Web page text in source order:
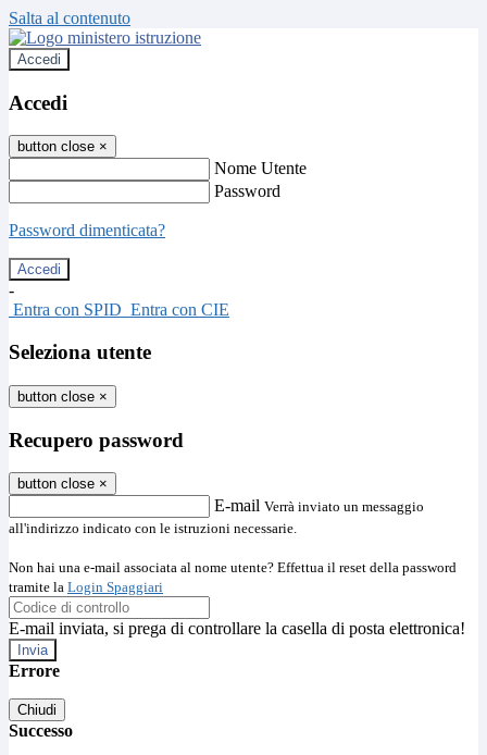
Salta al contenuto
Accedi
Accedi
button close ×
Nome Utente
Password
Password dimenticata?
-
Entra con SPID Entra con CIE
Seleziona utente
button close ×
Recupero password
button close ×
E-mail Verrà inviato un messaggio
all'indirizzo indicato con le istruzioni necessarie.
Non hai una e-mail associata al nome utente? Effettua il reset della password
tramite la Login Spaggiari
E-mail inviata, si prega di controllare la casella di posta elettronica!
Errore
Chiudi
Successo